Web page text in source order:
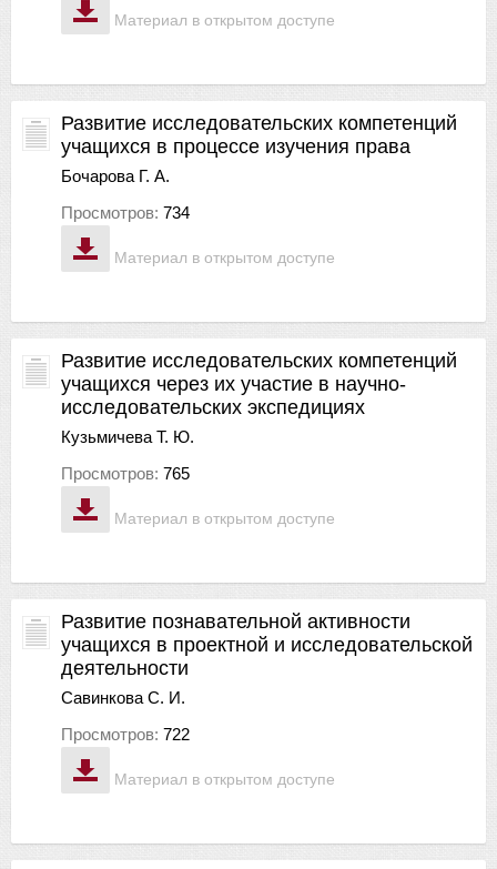
Материал в открытом доступе
Материал в открытом доступе
Развитие исследовательских компетенций
учащихся в процессе изучения права
Бочарова Г. А.
Просмотров: 734
Материал в открытом доступе
Развитие исследовательских компетенций
учащихся через их участие в научно-
исследовательских экспедициях
Кузьмичева Т. Ю.
Просмотров: 765
Материал в открытом доступе
Развитие познавательной активности
учащихся в проектной и исследовательской
деятельности
Савинкова С. И.
Просмотров: 722